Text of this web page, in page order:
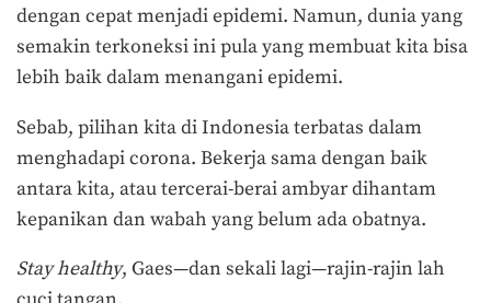
dengan cepat menjadi epidemi. Namun, dunia yang
semakin terkoneksi ini pula yang membuat kita bisa
lebih baik dalam menangani epidemi.
Sebab, pilihan kita di Indonesia terbatas dalam
menghadapi corona. Bekerja sama dengan baik
antara kita, atau tercerai-berai ambyar dihantam
kepanikan dan wabah yang belum ada obatnya.
Stay healthy, Gaes—dan sekali lagi—rajin-rajin lah